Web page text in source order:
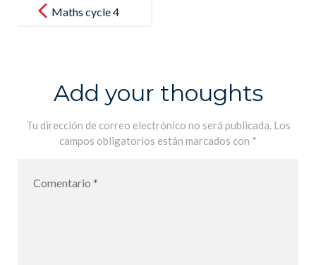
navigationMaths cycle 4
Add your thoughts
Tu dirección de correo electrónico no será publicada. Los
campos obligatorios están marcados con *